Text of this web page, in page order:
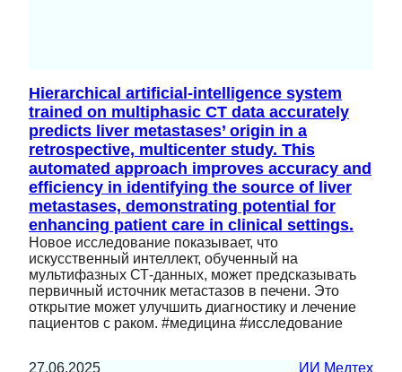
Hierarchical artificial-intelligence system
trained on multiphasic CT data accurately
predicts liver metastases’ origin in a
retrospective, multicenter study. This
automated approach improves accuracy and
efficiency in identifying the source of liver
metastases, demonstrating potential for
enhancing patient care in clinical settings.
Новое исследование показывает, что
искусственный интеллект, обученный на
мультифазных СТ-данных, может предсказывать
первичный источник метастазов в печени. Это
открытие может улучшить диагностику и лечение
пациентов с раком. #медицина #исследование
27.06.2025 ИИ Медтех